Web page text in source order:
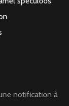
notification à